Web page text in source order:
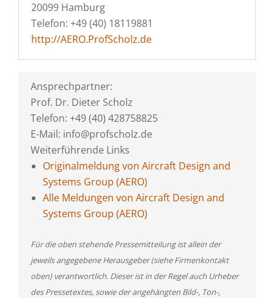
20099 Hamburg
Telefon: +49 (40) 18119881
http://AERO.ProfScholz.de
Ansprechpartner:
Prof. Dr. Dieter Scholz
Telefon: +49 (40) 428758825
E-Mail: info@profscholz.de
Weiterführende Links
Originalmeldung von Aircraft Design and
Systems Group (AERO)
Alle Meldungen von Aircraft Design and
Systems Group (AERO)
Für die oben stehende Pressemitteilung ist allein der
jeweils angegebene Herausgeber (siehe Firmenkontakt
oben) verantwortlich. Dieser ist in der Regel auch Urheber
des Pressetextes, sowie der angehängten Bild-, Ton-,